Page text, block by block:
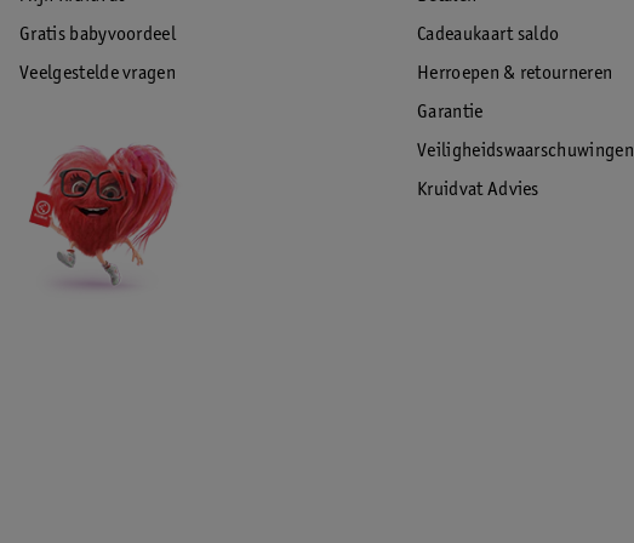
Gratis babyvoordeel
Veelgestelde vragen
Cadeaukaart saldo
Herroepen & retourneren
Garantie
Veiligheidswaarschuwingen
Kruidvat Advies